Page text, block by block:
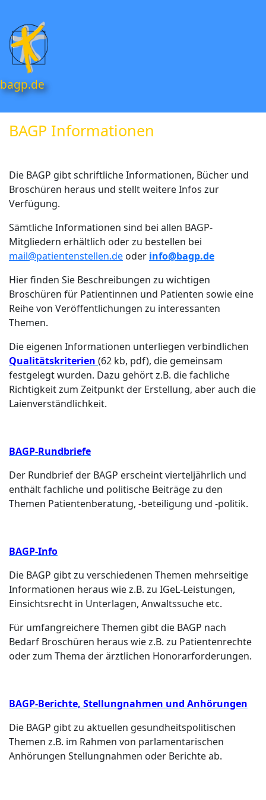
bagp.de
BAGP Informationen
Die BAGP gibt schriftliche Informationen, Bücher und
Broschüren heraus und stellt weitere Infos zur
Verfügung.
Sämtliche Informationen sind bei allen BAGP-
Mitgliedern erhältlich oder zu bestellen bei
mail@patientenstellen.de oder info@bagp.de
Hier finden Sie Beschreibungen zu wichtigen
Broschüren für Patientinnen und Patienten sowie eine
Reihe von Veröffentlichungen zu interessanten
Themen.
Die eigenen Informationen unterliegen verbindlichen
Qualitätskriterien (62 kb, pdf), die gemeinsam
festgelegt wurden. Dazu gehört z.B. die fachliche
Richtigkeit zum Zeitpunkt der Erstellung, aber auch die
Laienverständlichkeit.
BAGP-Rundbriefe
Der Rundbrief der BAGP erscheint vierteljährlich und
enthält fachliche und politische Beiträge zu den
Themen Patientenberatung, -beteiligung und -politik.
BAGP-Info
Die BAGP gibt zu verschiedenen Themen mehrseitige
Informationen heraus wie z.B. zu IGeL-Leistungen,
Einsichtsrecht in Unterlagen, Anwaltssuche etc.
Für umfangreichere Themen gibt die BAGP nach
Bedarf Broschüren heraus wie z.B. zu Patientenrechte
oder zum Thema der ärztlichen Honorarforderungen.
BAGP-Berichte, Stellungnahmen und Anhörungen
Die BAGP gibt zu aktuellen gesundheitspolitischen
Themen z.B. im Rahmen von parlamentarischen
Anhörungen Stellungnahmen oder Berichte ab.